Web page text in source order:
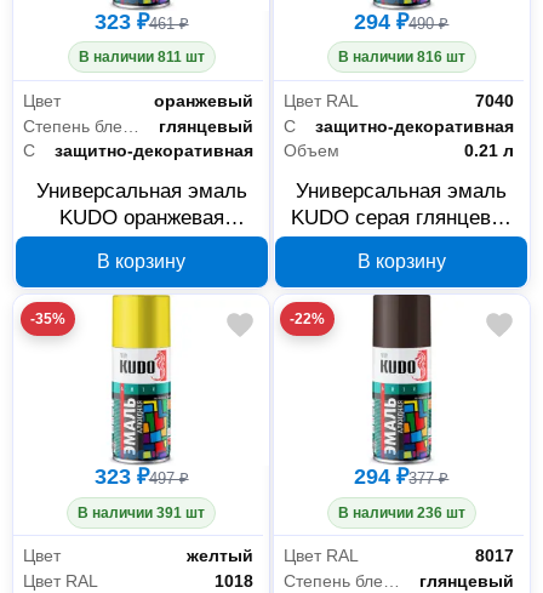
323 ₽461 ₽
В наличии 811 шт
Цвет
оранжевый
глянцевый
защитно-декоративная
Универсальная эмаль
KUDO оранжевая
мл KU-1019.1
В корзину
294 ₽490 ₽
В наличии 816 шт
Цвет RAL
7040
Свойства
защитно-декоративная
Объем
0.21 л
Универсальная эмаль
KUDO серая глянцевая
1018.1
В корзину
-35%
323 ₽497 ₽
В наличии 391 шт
Цвет
желтый
Цвет RAL
1018
-22%
294 ₽377 ₽
В наличии 236 шт
Цвет RAL
8017
Степень блеска
глянцевый